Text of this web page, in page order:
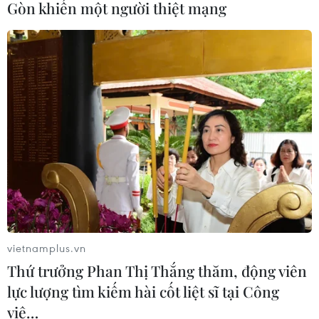
mắc bệnh hiểm nghèo không lỡ cơ
hội học tập và điều trị
30/07/2026 13:53
Bé trai 7 tuổi được ghép thận xuyên
Việt từ người hiến chết não
30/07/2026 12:52
Xem thêm
CƠ QUAN CHỦ QUẢN: THÔNG TẤN XÃ VIỆT NAM
Gòn khiến một người thiệt mạng
vietnamplus.vn
Thứ trưởng Phan Thị Thắng thăm, động viên
lực lượng tìm kiếm hài cốt liệt sĩ tại Công
viê…